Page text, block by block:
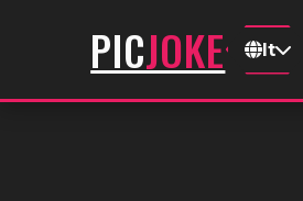
PICJOKE It